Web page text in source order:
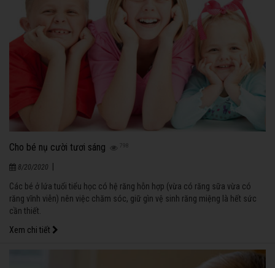
Cho bé nụ cười tươi sáng 798
8/20/2020
Các bé ở lứa tuổi tiểu học có hệ răng hỗn hợp (vừa có răng sữa vừa có
răng vĩnh viễn) nên việc chăm sóc, giữ gìn vệ sinh răng miệng là hết sức
cần thiết.
Xem chi tiết